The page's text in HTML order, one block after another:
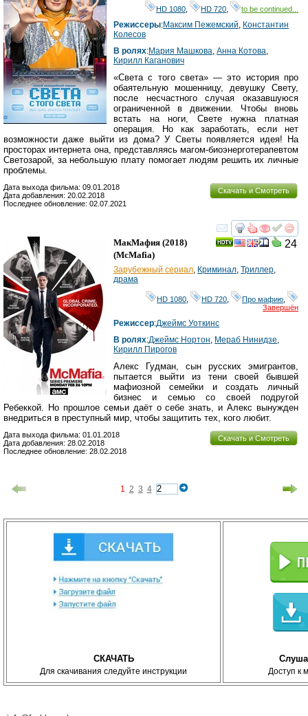
HD 1080 HD 720 to be continued...
Режиссеры:Максим Пежемский, Константин
Колесов
В ролях:Мария Машкова, Анна Котова,
Кирилл Каганович
«Света с того света» — это история про
обаятельную мошенницу, девушку Свету,
после несчастного случая оказавшуюся
ограниченной в движении. Чтобы вновь
встать на ноги, Свете нужна платная
операция. Но как заработать, если нет
возможности даже выйти из дома? У Светы появляется идея! На
просторах интернета она, представляясь магом-биоэнерготерапевтом
Светозарой, за небольшую плату помогает людям решить их личные
проблемы.
Скачать и Смотреть
Дата выхода фильма: 09.01.2018
Дата добавления: 20.02.2018
Последнее обновление: 02.07.2021
смотреть
24
МакМафия (2018)
(McMafia)
Зарубежный сериал Криминал Триллер
драма
HD 1080 HD 720 Про мафию
Завершён
Режиссер:Джеймс Уоткинс
В ролях:Джеймс Нортон Мераб Нинидзе
Кирилл Пирогов
Алекс Гудман, сын русских эмигрантов,
пытается выйти из тени своей бывшей
мафиозной семейки и создать личный
бизнес и семью со своей подругой
Ребеккой. Но прошлое семьи даёт о себе знать, и Алекс вынужден
внедриться в преступный мир, чтобы защитить тех, кого любит.
Скачать и Смотреть
Дата выхода фильма: 01.01.2018
Дата добавления: 28.02.2018
Последнее обновление: 28.02.2018
1 2 3 4
СКАЧАТЬ
Для скачивания следуйте инструкции Доступ к